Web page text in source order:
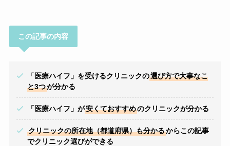
この記事の内容
「 医療ハイフ」を受けるクリニックの選び方で大事なこ
と3つが分かる
「医療ハイフ」が安くておすすめのクリニックが分かる
クリニックの所在地（都道府県）も分かるからこの記事
でクリニック選びができる